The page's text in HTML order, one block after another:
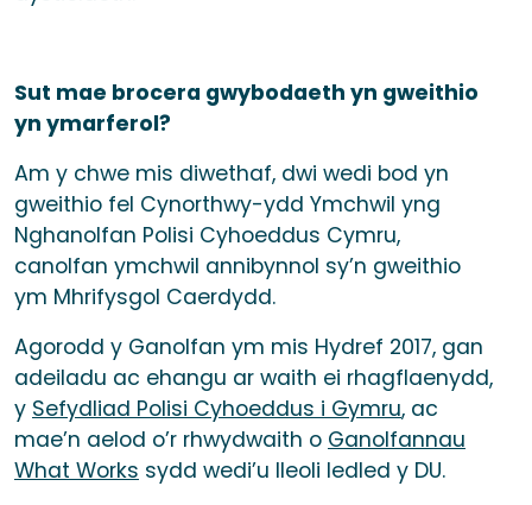
Sut mae brocera gwybodaeth yn gweithio
yn ymarferol?
Am y chwe mis diwethaf, dwi wedi bod yn
gweithio fel Cynorthwy-ydd Ymchwil yng
Nghanolfan Polisi Cyhoeddus Cymru,
canolfan ymchwil annibynnol sy’n gweithio
ym Mhrifysgol Caerdydd.
Agorodd y Ganolfan ym mis Hydref 2017, gan
adeiladu ac ehangu ar waith ei rhagflaenydd,
y Sefydliad Polisi Cyhoeddus i Gymru, ac
mae’n aelod o’r rhwydwaith o Ganolfannau
What Works sydd wedi’u lleoli ledled y DU.